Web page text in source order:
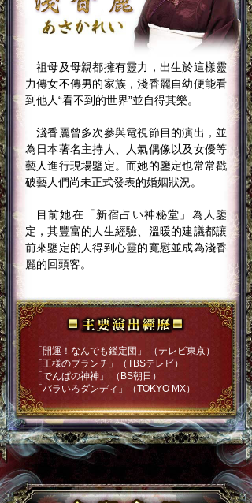
祖母及母親都擁有靈力，出生於這樣靈
力傳女不傳男的家族，淺香麗自幼便能看
到他人“看不到的世界”並自得其樂。
淺香麗曾多次參與電視節目的演出，並
為日本著名主持人、人氣偶像以及女優等
藝人進行現場鑒定。而她的鑒定也常常戳
破藝人們尚未正式發表的婚姻狀況。
目前她在「新宿占い神秘堂」為人鑒
定，其豐富的人生經驗、溫暖的建議都讓
前來鑒定的人得到心靈的寬慰並成為淺香
麗的回頭客。
「開運！なんでも鑑定団」 （テレビ東京）
「王様のブランチ」（TBSテレビ）
「でんぱの神神」 （BS朝日）
「バラいろダンディ」（TOKYO MX）